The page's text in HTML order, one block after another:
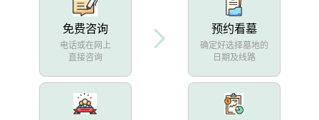
免费咨询
电话或在网上
直接咨询
预约看墓
确定好选择墓地的
日期及线路